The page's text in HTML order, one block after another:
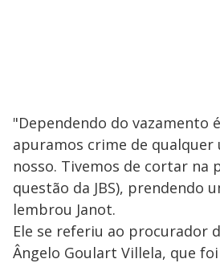
"Dependendo do vazamento
apuramos crime de qualquer
nosso. Tivemos de cortar na
questão da JBS), prendendo
lembrou Janot.
Ele se referiu ao procurador
Ângelo Goulart Villela, que